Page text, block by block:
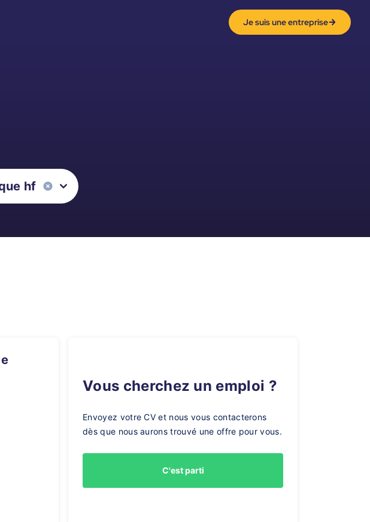
Je suis une entreprise
Vous cherchez un emploi ?
Envoyez votre CV et nous vous contacterons
dès que nous aurons trouvé une offre pour vous.
C'est parti